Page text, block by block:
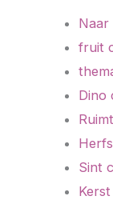
Naar
fruit
Dino
Sint